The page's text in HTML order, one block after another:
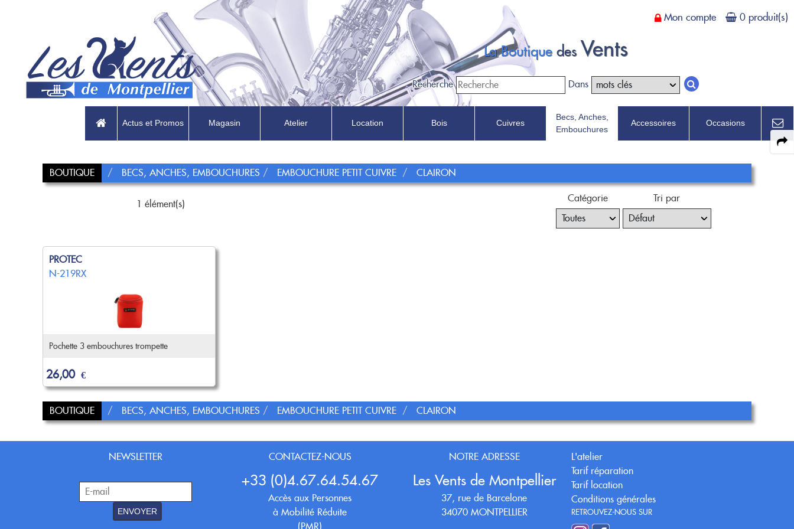
Mon compte 0 produit(s)
La BoutiquedesVents
Recherche Dans
Actus et Promos Magasin Atelier Location Bois Cuivres
Becs, Anches,
Embouchures
Accessoires Occasions
Recherche
Dans
BOUTIQUE BECS, ANCHES, EMBOUCHURES EMBOUCHURE PETIT CUIVRE CLAIRON
1 élément(s) Catégorie Tri par
PROTEC
N-219RX
Pochette 3 embouchures trompette
26,00 €
BOUTIQUE BECS, ANCHES, EMBOUCHURES EMBOUCHURE PETIT CUIVRE CLAIRON
NEWSLETTER
ENVOYER
CONTACTEZ-NOUS
+33 (0)4.67.64.54.67
Accès aux Personnes
à Mobilité Réduite
(PMR)
NOTRE ADRESSE
Les Vents de Montpellier
37, rue de Barcelone
34070 MONTPELLIER
L'atelier
Tarif réparation
Tarif location
Conditions générales
RETROUVEZ-NOUS SUR